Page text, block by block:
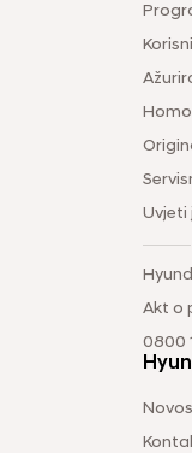
Uvjeti
Akt o
0800